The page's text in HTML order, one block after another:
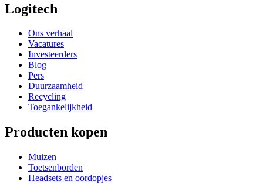
Logitech
Ons verhaal
Vacatures
Investeerders
Blog
Pers
Duurzaamheid
Recycling
Toegankelijkheid
Producten kopen
Muizen
Toetsenborden
Headsets en oordopjes